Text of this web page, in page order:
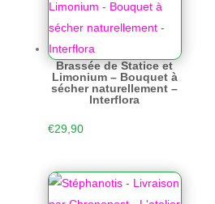
Brassée de Statice et
Limonium – Bouquet à
sécher naturellement –
Interflora
€29,90